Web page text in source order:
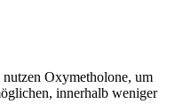
Oxymetholone, um
innerhalb weniger